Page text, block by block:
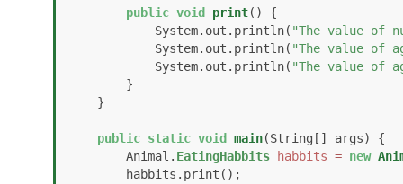
public void print()
{
            System.out.println(
"The value of
            System.out.println(
"The value of
            System.out.println(
"The value of
public static void main(String[] args)
{
        Animal.
EatingHabbits habbits = new